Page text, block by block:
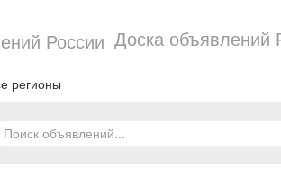
Доска объявлений
регионы